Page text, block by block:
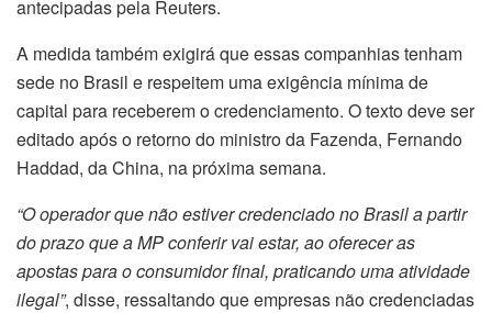
antecipadas pela Reuters.
A medida também exigirá que essas companhias tenham
sede no Brasil e respeitem uma exigência mínima de
capital para receberem o credenciamento. O texto deve ser
editado após o retorno do ministro da Fazenda, Fernando
Haddad, da China, na próxima semana.
“O operador que não estiver credenciado no Brasil a partir
do prazo que a MP conferir vai estar, ao oferecer as
apostas para o consumidor final, praticando uma atividade
ilegal”, disse, ressaltando que empresas não credenciadas